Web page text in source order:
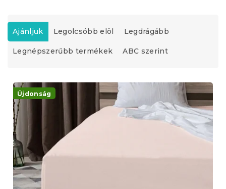
T
e
r
m
e
k
e
n
d
e
é
Ajánljuk Legolcsóbb elöl Legdrágább
Legnépszerűbb termékek ABC szerint
T
m
é
k
e
k
Újdonság